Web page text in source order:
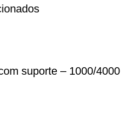
suporte – 1000/4000